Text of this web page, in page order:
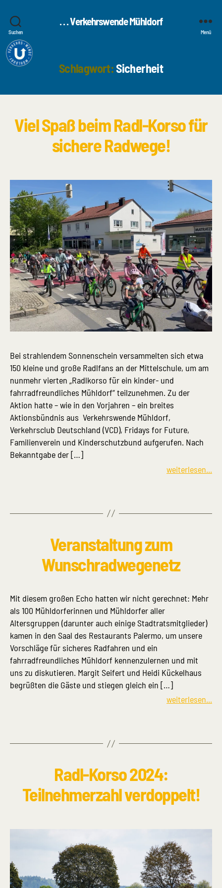
Suchen
. . . Verkehrswende Mühldorf
Menü
Schlagwort:Sicherheit
Viel Spaß beim Radl-Korso für
sichere Radwege!
Bei strahlendem Sonnenschein versammelten sich etwa
150 kleine und große Radlfans an der Mittelschule, um am
nunmehr vierten „Radlkorso für ein kinder- und
fahrradfreundliches Mühldorf“ teilzunehmen. Zu der
Aktion hatte – wie in den Vorjahren – ein breites
Aktionsbündnis aus Verkehrswende Mühldorf,
Verkehrsclub Deutschland (VCD), Fridays for Future,
Familienverein und Kinderschutzbund aufgerufen. Nach
Bekanntgabe der […]
weiterlesen...
Veranstaltung zum
Wunschradwegenetz
Mit diesem großen Echo hatten wir nicht gerechnet: Mehr
als 100 Mühldorferinnen und Mühldorfer aller
Altersgruppen (darunter auch einige Stadtratsmitglieder)
kamen in den Saal des Restaurants Palermo, um unsere
Vorschläge für sicheres Radfahren und ein
fahrradfreundliches Mühldorf kennenzulernen und mit
uns zu diskutieren. Margit Seifert und Heidi Kückelhaus
begrüßten die Gäste und stiegen gleich ein […]
weiterlesen...
Radl-Korso 2024:
Teilnehmerzahl verdoppelt!